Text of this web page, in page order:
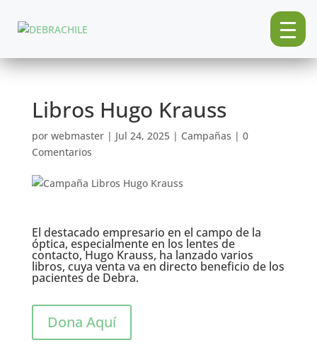
Libros Hugo Krauss
por webmaster| Jul 24, 2025| Campañas | 0
Comentarios
El destacado empresario en el campo de la
óptica, especialmente en los lentes de
contacto, Hugo Krauss, ha lanzado varios
libros, cuya venta va en directo beneficio de los
pacientes de Debra.
Dona Aquí